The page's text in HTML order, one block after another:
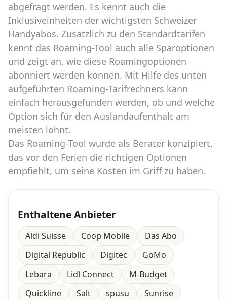
abgefragt werden. Es kennt auch die
Inklusiveinheiten der wichtigsten Schweizer
Handyabos. Zusätzlich zu den Standardtarifen
kennt das Roaming-Tool auch alle Sparoptionen
und zeigt an, wie diese Roamingoptionen
abonniert werden können. Mit Hilfe des unten
aufgeführten Roaming-Tarifrechners kann
einfach herausgefunden werden, ob und welche
Option sich für den Auslandaufenthalt am
meisten lohnt.
Das Roaming-Tool wurde als Berater konzipiert,
das vor den Ferien die richtigen Optionen
empfiehlt, um seine Kosten im Griff zu haben.
Enthaltene Anbieter
Aldi Suisse Coop Mobile
Das Abo
Digital Republic
Digitec
GoMo
Lebara
Lidl Connect
M-Budget
Quickline
Salt spusu
Sunrise